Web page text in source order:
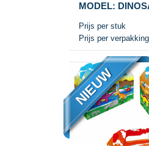
MODEL:
Prijs per stuk
Prijs per verpakking
NIEUW